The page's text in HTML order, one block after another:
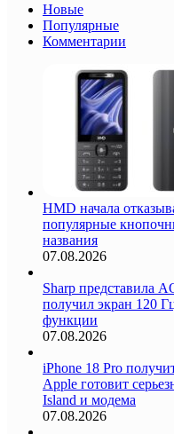
Новые
Популярные
Комментарии
HMD начала
популярные
названия
07.08.2026
Sharp представила
получил экран 120
функции
07.08.2026
iPhone 18 Pro
Apple готовит
Island и модема
07.08.2026